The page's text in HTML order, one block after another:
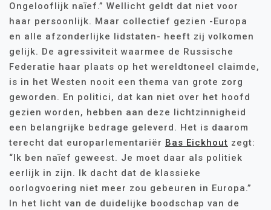
Ongelooflijk naïef.” Wellicht geldt dat niet voor
haar persoonlijk. Maar collectief gezien -Europa
en alle afzonderlijke lidstaten- heeft zij volkomen
gelijk. De agressiviteit waarmee de Russische
Federatie haar plaats op het wereldtoneel claimde,
is in het Westen nooit een thema van grote zorg
geworden. En politici, dat kan niet over het hoofd
gezien worden, hebben aan deze lichtzinnigheid
een belangrijke bedrage geleverd. Het is daarom
terecht dat europarlementariër Bas Eickhout zegt:
“Ik ben naïef geweest. Je moet daar als politiek
eerlijk in zijn. Ik dacht dat de klassieke
oorlogvoering niet meer zou gebeuren in Europa.”
In het licht van de duidelijke boodschap van de